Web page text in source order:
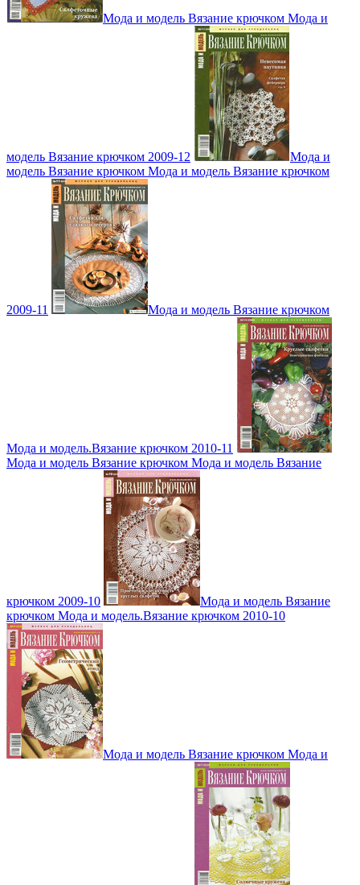
Мода и модель Вязание крючком Мода и
модель Вязание крючком 2009-12
Мода и
модель Вязание крючком Мода и модель Вязание крючком
2009-11 Мода и модель Вязание крючком
Мода и модель.Вязание крючком 2010-11
Мода и модель Вязание крючком Мода и модель Вязание
крючком 2009-10
Мода и модель Вязание
крючком Мода и модель.Вязание крючком 2010-10
Мода и модель Вязание крючком Мода и